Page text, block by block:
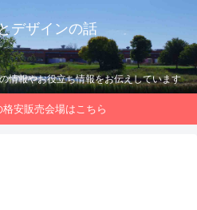
デザインの話
情報やお役立ち情報をお伝えしています
安販売会場はこちら